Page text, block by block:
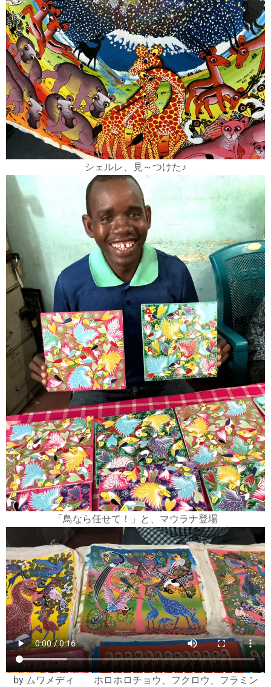
シェルレ、見～つけた♪
「鳥なら任せて！」と、マウラナ登場
by ムワメディ ホロホロチョウ、フクロウ、フラミン